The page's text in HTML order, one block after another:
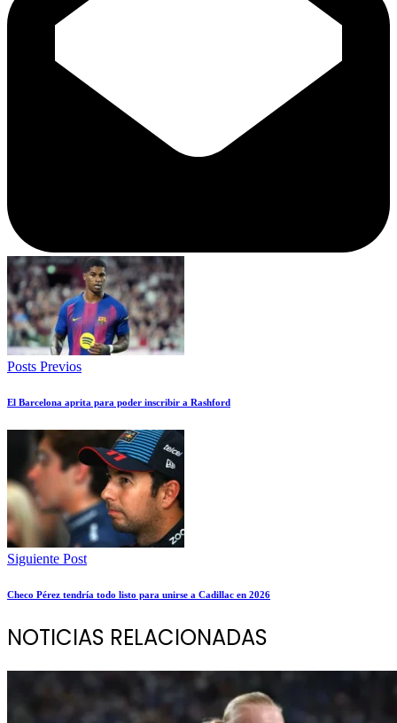
Posts Previos
El Barcelona aprita para poder inscribir a Rashford
Siguiente Post
Checo Pérez tendría todo listo para unirse a Cadillac en 2026
NOTICIAS RELACIONADAS